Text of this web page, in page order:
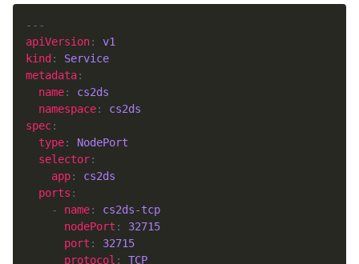
apiVersion: v1
kind : Service
metadata
name: cs2ds
namespace: cs2ds
spec
type: NodePort
selector
app: cs2ds
ports
    -
name: cs2ds-tcp
nodePort : 32715
port : 32715
protocol : TCP